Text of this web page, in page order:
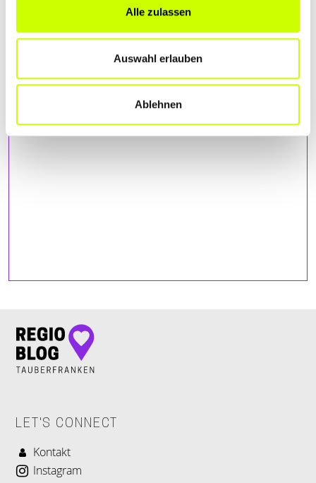
Alle zulassen
Auswahl erlauben
Ablehnen
die Statistik und Marketing Cookies
LET'S CONNECT
Kontakt
Instagram